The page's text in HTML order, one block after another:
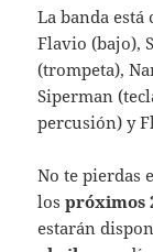
La banda
Flavio (bajo),
(trompeta),
Siperman
percusión) y
No te pierdas
lospróximos
estarán